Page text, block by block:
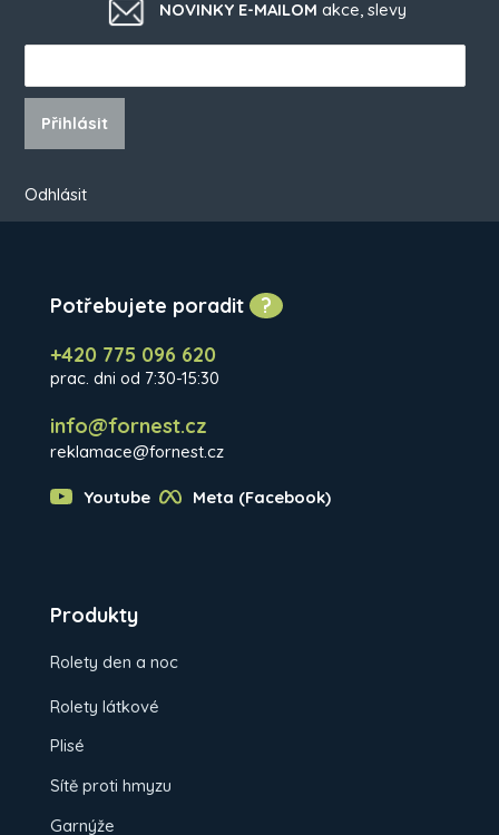
NOVINKY E-MAILOM akce, slevy
Přihlásit
Odhlásit
Potřebujete poradit ?
+420 775 096 620
prac. dni od 7:30-15:30
info@fornest.cz
reklamace@fornest.cz
Youtube Meta (Facebook)
Produkty
Rolety den a noc
Rolety látkové
Plisé
Sítě proti hmyzu
Garnýže